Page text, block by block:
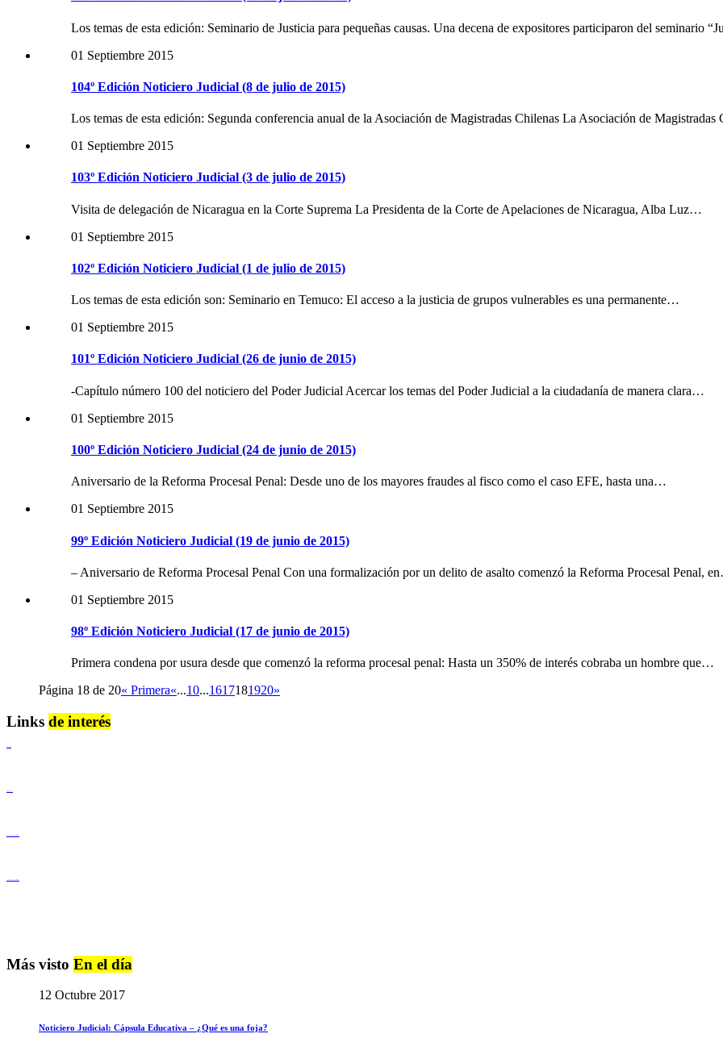
Los temas de esta edición: Seminario de Justicia para pequeñas causas. Una decena de expositores participaron del seminario
01 Septiembre 2015
104º Edición Noticiero Judicial (8 de julio de 2015)
Los temas de esta edición: Segunda conferencia anual de la Asociación de Magistradas Chilenas La Asociación de
01 Septiembre 2015
103º Edición Noticiero Judicial (3 de julio de 2015)
Visita de delegación de Nicaragua en la Corte Suprema La Presidenta de la Corte de Apelaciones de Nicaragua, Alba Luz…
01 Septiembre 2015
102º Edición Noticiero Judicial (1 de julio de 2015)
Los temas de esta edición son: Seminario en Temuco: El acceso a la justicia de grupos vulnerables es una permanente…
01 Septiembre 2015
101º Edición Noticiero Judicial (26 de junio de 2015)
-Capítulo número 100 del noticiero del Poder Judicial Acercar los temas del Poder Judicial a la ciudadanía de manera clara…
01 Septiembre 2015
100º Edición Noticiero Judicial (24 de junio de 2015)
Aniversario de la Reforma Procesal Penal: Desde uno de los mayores fraudes al fisco como el caso EFE, hasta una…
01 Septiembre 2015
99º Edición Noticiero Judicial (19 de junio de 2015)
– Aniversario de Reforma Procesal Penal Con una formalización por un delito de asalto comenzó la Reforma Procesal Penal,
01 Septiembre 2015
98º Edición Noticiero Judicial (17 de junio de 2015)
Primera condena por usura desde que comenzó la reforma procesal penal: Hasta un 350% de interés cobraba un hombre que…
Página 18 de 20« Primera«...10...1617181920»
Links de interés
Más visto En el día
12 Octubre 2017
Noticiero Judicial: Cápsula Educativa – ¿Qué es una foja?